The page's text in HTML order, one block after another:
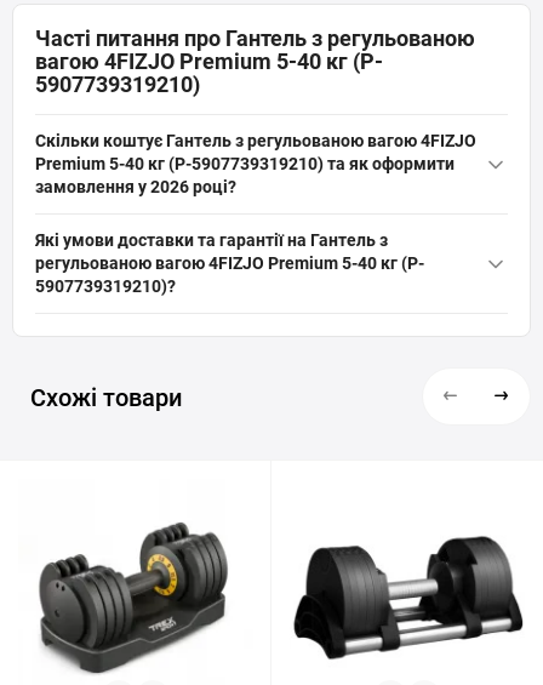
Часті питання про Гантель з регульованою
вагою 4FIZJO Premium 5-40 кг (P-
5907739319210)
Скільки коштує Гантель з регульованою вагою 4FIZJO
Premium 5-40 кг (P-5907739319210) та як оформити
замовлення у 2026 році?
вагою 4FIZJO Premium 5-40 кг (P-5907739319210) (артикул: P-
5907739319210) від бренду 4FIZJO складає 14 374 грн грн. Ви
«Гантелі з регульованою вагою» прямо на сайті інтернет-
перевірені станом на 08 місяць року.
Які умови доставки та гарантії на Гантель з
регульованою вагою 4FIZJO Premium 5-40 кг (P-
5907739319210)?
та надійну доставку в Київ, Львів, Одесу, Дніпро, Харків та будь-
Схожі товари